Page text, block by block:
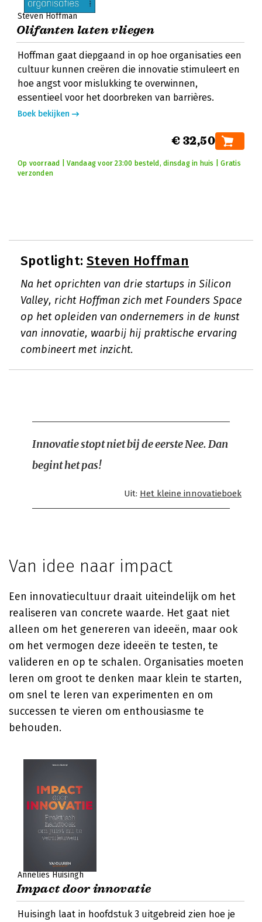
Steven Hoffman
Olifanten laten vliegen
Hoffman gaat diepgaand in op hoe organisaties een
cultuur kunnen creëren die innovatie stimuleert en
hoe angst voor mislukking te overwinnen,
essentieel voor het doorbreken van barrières.
Boek bekijken
€ 32,50
Op voorraad | Vandaag voor 23:00 besteld, dinsdag in huis | Gratis
verzonden
Spotlight: Steven Hoffman
Na het oprichten van drie startups in Silicon
Valley, richt Hoffman zich met Founders Space
op het opleiden van ondernemers in de kunst
van innovatie, waarbij hij praktische ervaring
combineert met inzicht.
Innovatie stopt niet bij de eerste Nee. Dan
begint het pas!
Uit: Het kleine innovatieboek
Van idee naar impact
Een innovatiecultuur draait uiteindelijk om het
realiseren van concrete waarde. Het gaat niet
alleen om het genereren van ideeën, maar ook
om het vermogen deze ideeën te testen, te
valideren en op te schalen. Organisaties moeten
leren om groot te denken maar klein te starten,
om snel te leren van experimenten en om
successen te vieren om enthousiasme te
behouden.
Annelies Huisingh
Impact door innovatie
Huisingh laat in hoofdstuk 3 uitgebreid zien hoe je